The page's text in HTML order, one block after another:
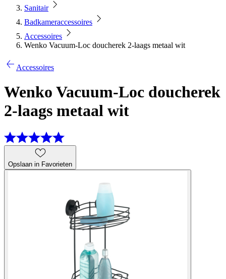
Sanitair
Badkameraccessoires
Accessoires
Wenko Vacuum-Loc doucherek 2-laags metaal wit
Accessoires
Wenko Vacuum-Loc doucherek
2-laags metaal wit
Opslaan in Favorieten